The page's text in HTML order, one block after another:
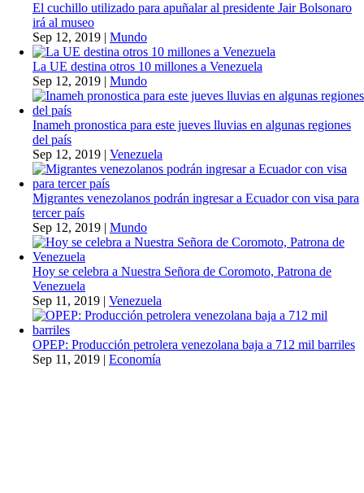
El cuchillo utilizado para apuñalar al presidente Jair Bolsonaro
irá al museo
Sep 12, 2019 | Mundo
La UE destina otros 10 millones a Venezuela
Sep 12, 2019 | Mundo
Inameh pronostica para este jueves lluvias en algunas regiones
del país
Sep 12, 2019 | Venezuela
Migrantes venezolanos podrán ingresar a Ecuador con visa para
tercer país
Sep 12, 2019 | Mundo
Hoy se celebra a Nuestra Señora de Coromoto, Patrona de
Venezuela
Sep 11, 2019 | Venezuela
OPEP: Producción petrolera venezolana baja a 712 mil barriles
Sep 11, 2019 | Economía